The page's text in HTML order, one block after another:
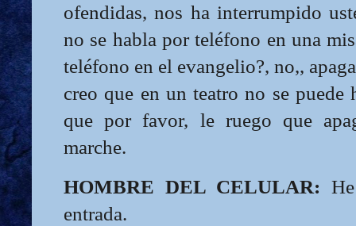
ofendidas, nos ha interrumpido
no se habla por teléfono en una
teléfono en el evangelio?, no,,
creo que en un teatro no se puede
que por favor, le ruego que
marche.
HOMBRE DEL CELULAR:
entrada.